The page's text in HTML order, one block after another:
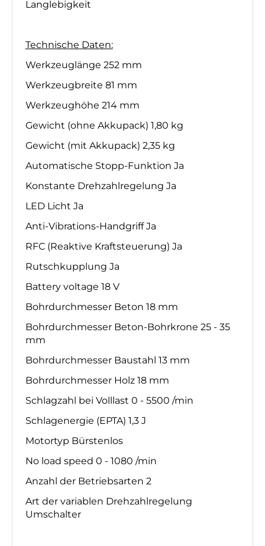
Langlebigkeit
Technische Daten:
Werkzeuglänge 252 mm
Werkzeugbreite 81 mm
Werkzeughöhe 214 mm
Gewicht (ohne Akkupack) 1,80 kg
Gewicht (mit Akkupack) 2,35 kg
Automatische Stopp-Funktion Ja
Konstante Drehzahlregelung Ja
LED Licht Ja
Anti-Vibrations-Handgriff Ja
RFC (Reaktive Kraftsteuerung) Ja
Rutschkupplung Ja
Battery voltage 18 V
Bohrdurchmesser Beton 18 mm
Bohrdurchmesser Beton-Bohrkrone 25 - 35
mm
Bohrdurchmesser Baustahl 13 mm
Bohrdurchmesser Holz 18 mm
Schlagzahl bei Volllast 0 - 5500 /min
Schlagenergie (EPTA) 1,3 J
Motortyp Bürstenlos
No load speed 0 - 1080 /min
Anzahl der Betriebsarten 2
Art der variablen Drehzahlregelung
Umschalter